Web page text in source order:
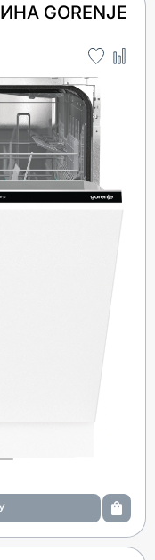
GORENJE